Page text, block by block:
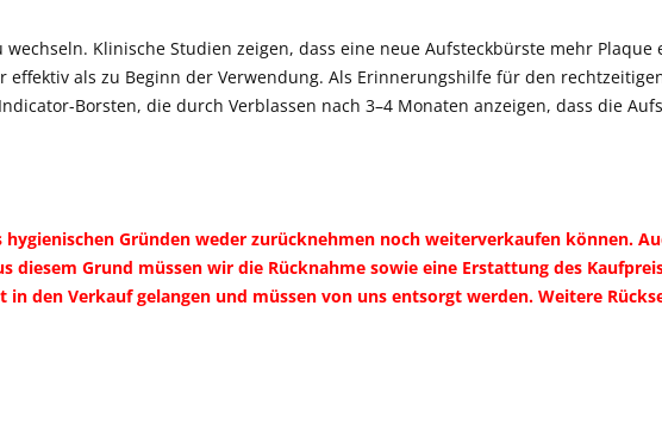
Klinische Studien zeigen, dass eine neue Aufsteckbürste mehr
als zu Beginn der Verwendung. Als Erinnerungshilfe für den
Borsten, die durch Verblassen nach 3–4 Monaten anzeigen, dass die
Gründen weder zurücknehmen noch weiterverkaufen können.
Grund müssen wir die Rücknahme sowie eine Erstattung des
den Verkauf gelangen und müssen von uns entsorgt werden. Weitere